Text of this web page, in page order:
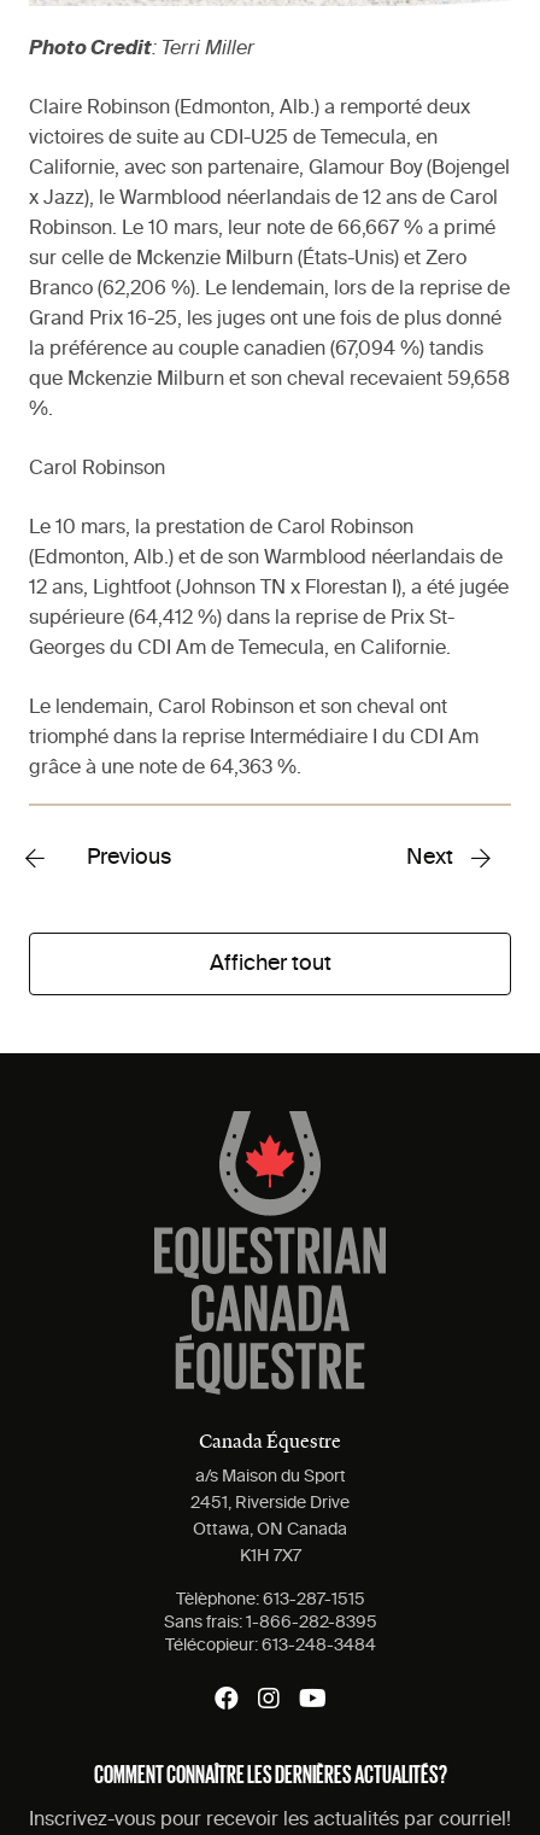
Photo Credit: Terri Miller
Claire Robinson (Edmonton, Alb.) a remporté deux
victoires de suite au CDI-U25 de Temecula, en
Californie, avec son partenaire, Glamour Boy (Bojengel
x Jazz), le Warmblood néerlandais de 12 ans de Carol
Robinson. Le 10 mars, leur note de 66,667 % a primé
sur celle de Mckenzie Milburn (États-Unis) et Zero
Branco (62,206 %). Le lendemain, lors de la reprise de
Grand Prix 16-25, les juges ont une fois de plus donné
la préférence au couple canadien (67,094 %) tandis
que Mckenzie Milburn et son cheval recevaient 59,658
%.
Carol Robinson
Le 10 mars, la prestation de Carol Robinson
(Edmonton, Alb.) et de son Warmblood néerlandais de
12 ans, Lightfoot (Johnson TN x Florestan I), a été jugée
supérieure (64,412 %) dans la reprise de Prix St-
Georges du CDI Am de Temecula, en Californie.
Le lendemain, Carol Robinson et son cheval ont
triomphé dans la reprise Intermédiaire I du CDI Am
grâce à une note de 64,363 %.
Previous Next
Afficher tout
Canada Équestre
a/s Maison du Sport
2451, Riverside Drive
Ottawa, ON Canada
K1H 7X7
Tèlèphone: 613-287-1515
Sans frais: 1-866-282-8395
Télécopieur: 613-248-3484
COMMENT CONNAÎTRE LES DERNIÈRES ACTUALITÉS?
Inscrivez-vous pour recevoir les actualités par courriel!